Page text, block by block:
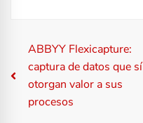
a
ABBYY Flexicapture:
captura de datos que sí
otorgan valor a sus
procesos